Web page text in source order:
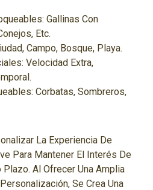
Gallinas Con
Etc.
Campo, Bosque, Playa.
Velocidad Extra,
Corbatas, Sombreros,
La Experiencia De
Para Mantener El Interés De
Al Ofrecer Una Amplia
Se Crea Una